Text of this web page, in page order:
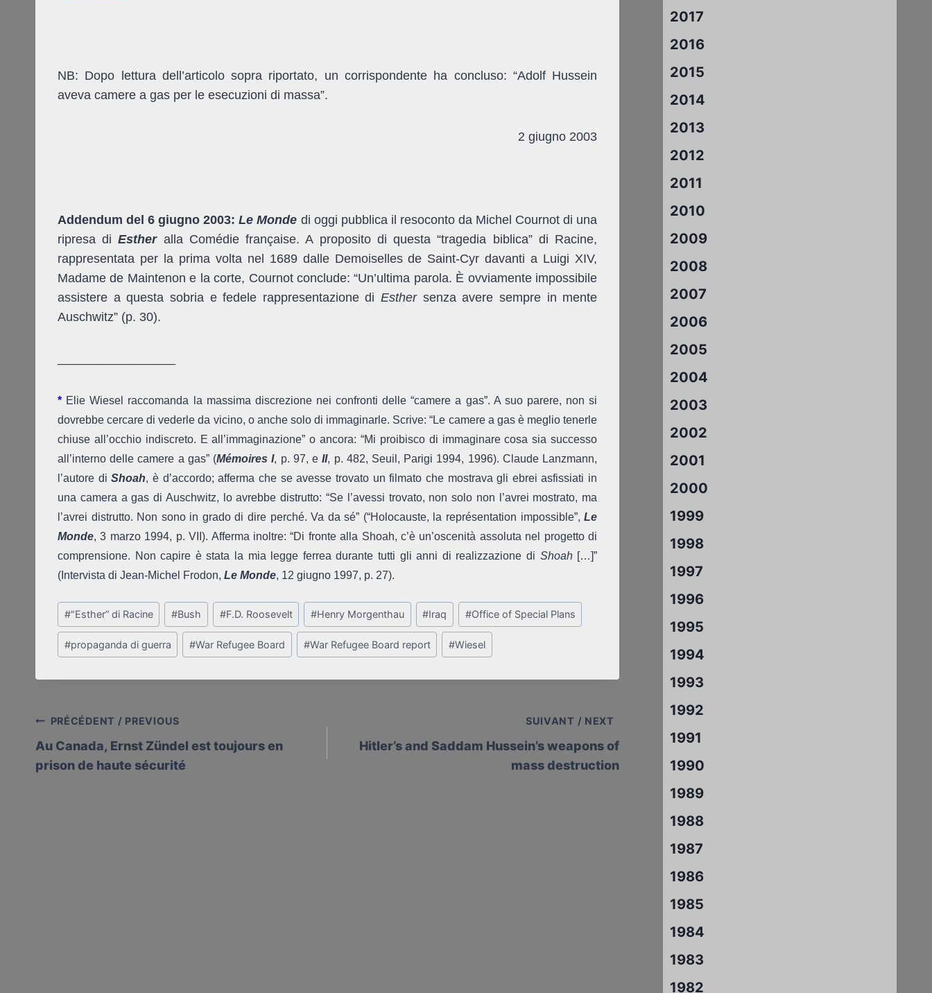
NB: Dopo lettura dell’articolo sopra riportato, un corrispondente ha concluso: “Adolf Hussein
aveva camere a gas per le esecuzioni di massa”.
2 giugno 2003
Addendum del 6 giugno 2003: Le Monde di oggi pubblica il resoconto da Michel Cournot di una
ripresa diEsther alla Comédie française. A proposito di questa “tragedia biblica” di Racine,
rappresentata per la prima volta nel 1689 dalle Demoiselles de Saint-Cyr davanti a Luigi XIV,
Madame de Maintenon e la corte, Cournot conclude: “Un’ultima parola. È ovviamente impossibile
assistere a questa sobria e fedele rappresentazione diEsthersenza avere sempre in mente
Auschwitz” (p. 30).
* Elie Wiesel raccomanda la massima discrezione nei confronti delle “camere a gas”. A suo parere, non si
dovrebbe cercare di vederle da vicino, o anche solo di immaginarle. Scrive: “Le camere a gas è meglio tenerle
chiuse all’occhio indiscreto. E all’immaginazione” o ancora: “Mi proibisco di immaginare cosa sia successo
all’interno delle camere a gas” (Mémoires I, p. 97, eII, p. 482, Seuil, Parigi 1994, 1996). Claude Lanzmann,
l’autore diShoah, è d’accordo; afferma che se avesse trovato un filmato che mostrava gli ebrei asfissiati in
una camera a gas di Auschwitz, lo avrebbe distrutto: “Se l’avessi trovato, non solo non l’avrei mostrato, ma
l’avrei distrutto. Non sono in grado di dire perché. Va da sé” (“Holocauste, la représentation impossible”,Le
Monde, 3 marzo 1994, p. VII). Afferma inoltre: “Di fronte alla Shoah, c’è un’oscenità assoluta nel progetto di
comprensione. Non capire è stata la mia legge ferrea durante tutti gli anni di realizzazione di Shoah[…]”
(Intervista di Jean-Michel Frodon, Le Monde, 12 giugno 1997, p. 27).
Post
Tags:
#"Esther” di Racine #Bush #F.D. Roosevelt #Henry Morgenthau #Iraq #Office of Special Plans
#propaganda di guerra #War Refugee Board #War Refugee Board report #Wiesel
Post
navigation
PRÉCÉDENT / PREVIOUS
Au Canada, Ernst Zündel est toujours en
prison de haute sécurité
SUIVANT / NEXT
Hitler’s and Saddam Hussein’s weapons of
mass destruction
2017
2016
2015
2014
2013
2012
2011
2010
2009
2008
2007
2006
2005
2004
2003
2002
2001
2000
1999
1998
1997
1996
1995
1994
1993
1992
1991
1990
1989
1988
1987
1986
1985
1984
1983
1982